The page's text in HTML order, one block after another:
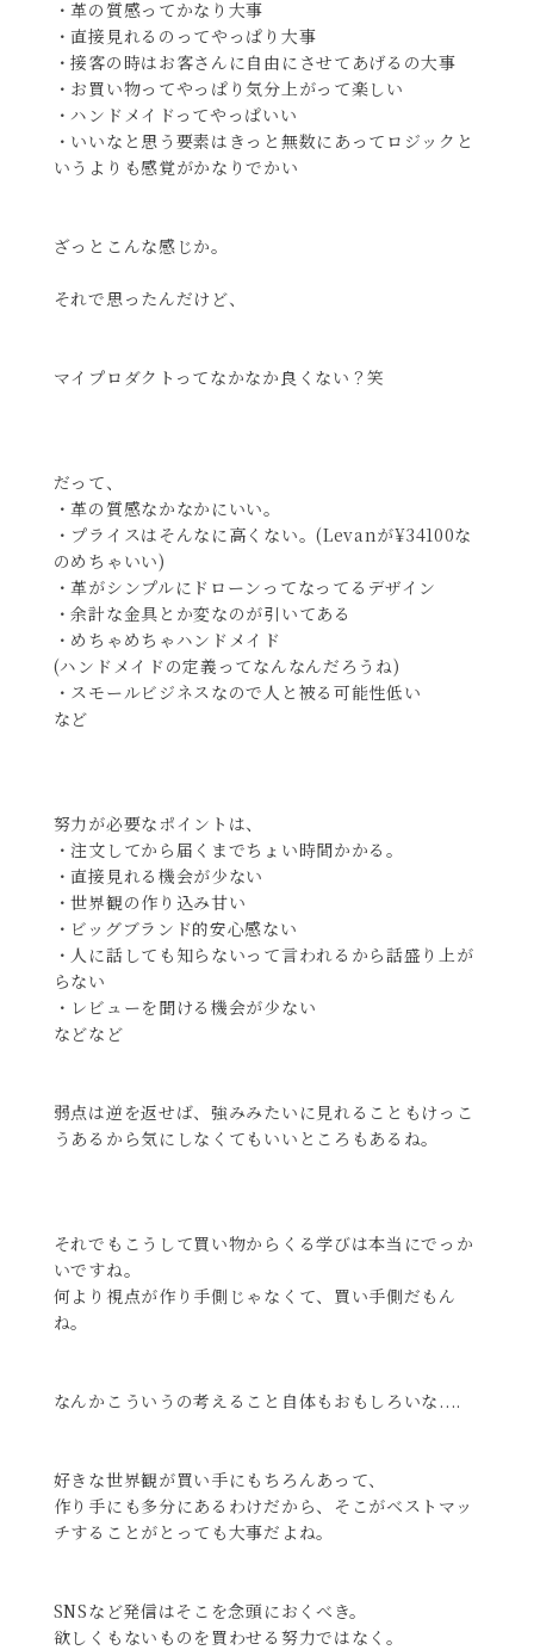
・革の質感ってかなり大事
・直接見れるのってやっぱり大事
・接客の時はお客さんに自由にさせてあげるの大事
・お買い物ってやっぱり気分上がって楽しい
・ハンドメイドってやっぱいい
・いいなと思う要素はきっと無数にあってロジックと
いうよりも感覚がかなりでかい
ざっとこんな感じか。
それで思ったんだけど、
マイプロダクトってなかなか良くない？笑
だって、
・革の質感なかなかにいい。
・プライスはそんなに高くない。(Levanが¥34100な
のめちゃいい)
・革がシンプルにドローンってなってるデザイン
・余計な金具とか変なのが引いてある
・めちゃめちゃハンドメイド
(ハンドメイドの定義ってなんなんだろうね)
・スモールビジネスなので人と被る可能性低い
など
努力が必要なポイントは、
・注文してから届くまでちょい時間かかる。
・直接見れる機会が少ない
・世界観の作り込み甘い
・ビッグブランド的安心感ない
・人に話しても知らないって言われるから話盛り上が
らない
・レビューを聞ける機会が少ない
などなど
弱点は逆を返せば、強みみたいに見れることもけっこ
うあるから気にしなくてもいいところもあるね。
それでもこうして買い物からくる学びは本当にでっか
いですね。
何より視点が作り手側じゃなくて、買い手側だもん
ね。
なんかこういうの考えること自体もおもしろいな....
好きな世界観が買い手にもちろんあって、
作り手にも多分にあるわけだから、そこがベストマッ
チすることがとっても大事だよね。
SNSなど発信はそこを念頭におくべき。
欲しくもないものを買わせる努力ではなく。